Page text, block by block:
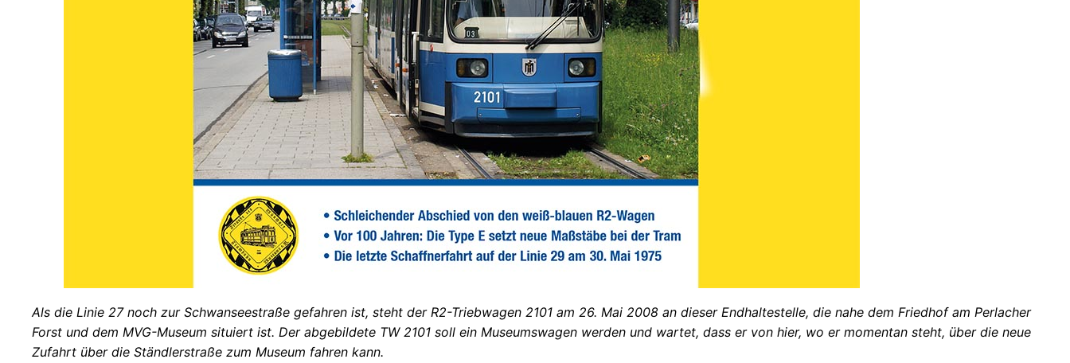
Als die Linie 27 noch zur Schwanseestraße gefahren ist, steht der R2-Triebwagen 2101 am 26. Mai 2008 an dieser Endhaltestelle, die nahe dem Friedhof am Perlacher
Forst und dem MVG-Museum situiert ist. Der abgebildete TW 2101 soll ein Museumswagen werden und wartet, dass er von hier, wo er momentan steht, über die neue
Zufahrt über die Ständlerstraße zum Museum fahren kann.